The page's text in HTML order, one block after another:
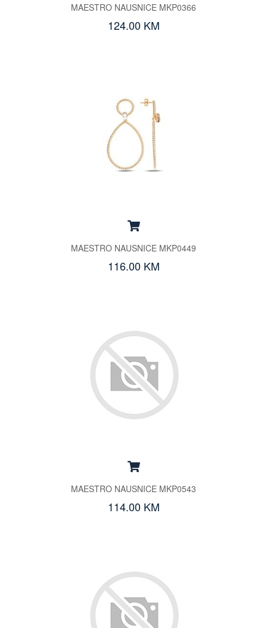
MAESTRO NAUSNICE MKP0366
124.00 KM
MAESTRO NAUSNICE MKP0449
116.00 KM
MAESTRO NAUSNICE MKP0543
114.00 KM